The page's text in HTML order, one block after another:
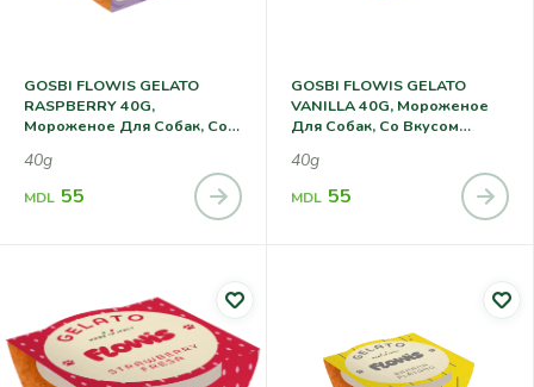
GOSBI FLOWIS GELATO
RASPBERRY 40G,
Мороженое Для Собак, Со
40g
MDL 55
GOSBI FLOWIS GELATO
VANILLA 40G, Мороженое
Для Собак, Со Вкусом
40g
MDL 55